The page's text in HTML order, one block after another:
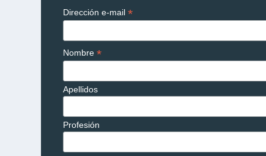
Dirección e-mail*
Nombre*
Apellidos
Profesión